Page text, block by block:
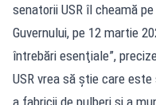
senatorii USR îl cheamă
Guvernului, pe 12 martie
întrebări esenţiale”,
USR vrea să ştie care
a fabricii de pulberi şi a